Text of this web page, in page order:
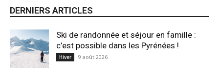
DERNIERS ARTICLES
Ski de randonnée et séjour en famille :
c’est possible dans les Pyrénées !
Hiver 9 août 2026